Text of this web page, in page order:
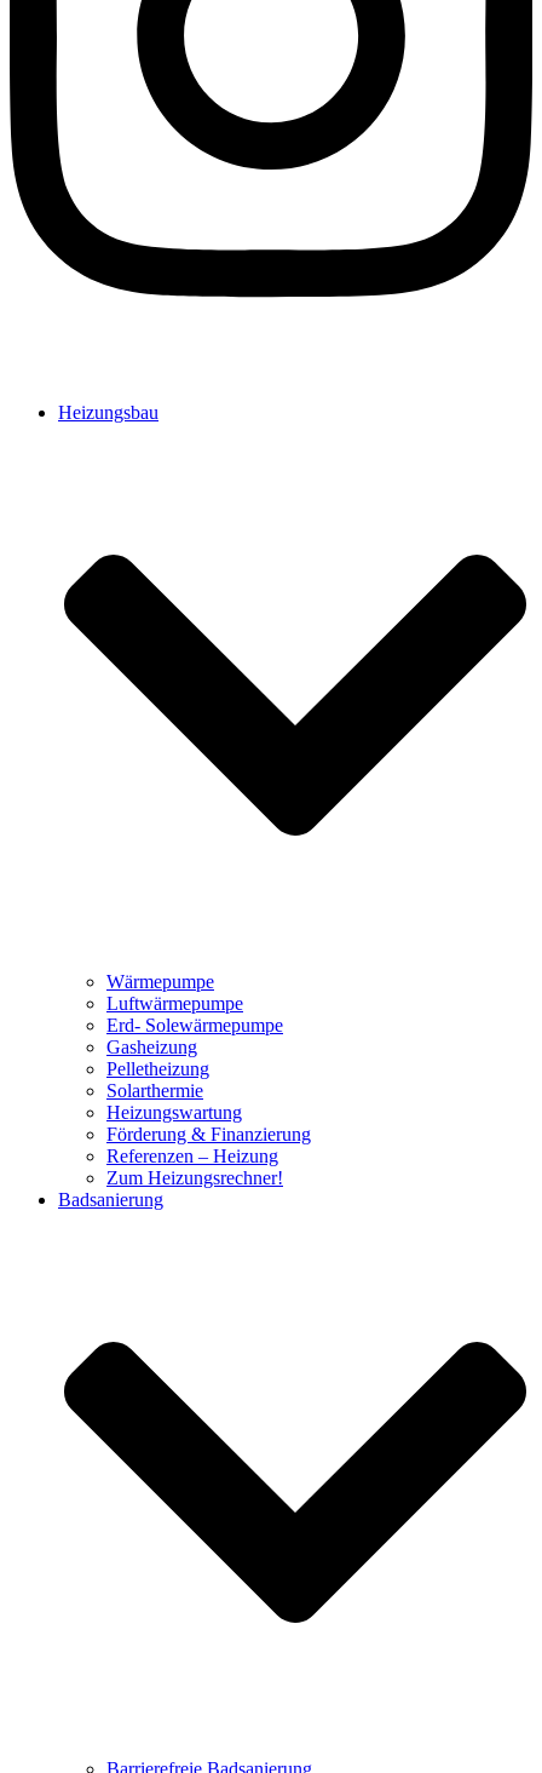
Heizungsbau
Wärmepumpe
Luftwärmepumpe
Erd- Solewärmepumpe
Gasheizung
Pelletheizung
Solarthermie
Heizungswartung
Förderung & Finanzierung
Referenzen – Heizung
Zum Heizungsrechner!
Badsanierung